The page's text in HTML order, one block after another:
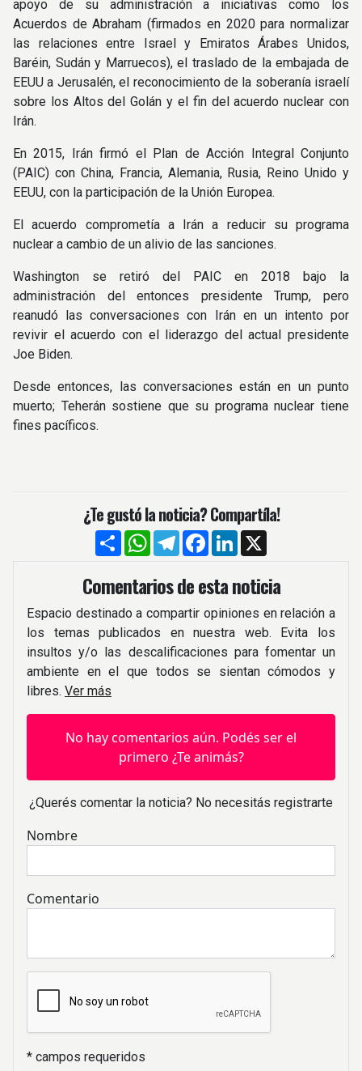
apoyo de su administración a iniciativas como los
Acuerdos de Abraham (firmados en 2020 para normalizar
las relaciones entre Israel y Emiratos Árabes Unidos,
Baréin, Sudán y Marruecos), el traslado de la embajada de
EEUU a Jerusalén, el reconocimiento de la soberanía israelí
sobre los Altos del Golán y el fin del acuerdo nuclear con
Irán.
En 2015, Irán firmó el Plan de Acción Integral Conjunto
(PAIC) con China, Francia, Alemania, Rusia, Reino Unido y
EEUU, con la participación de la Unión Europea.
El acuerdo comprometía a Irán a reducir su programa
nuclear a cambio de un alivio de las sanciones.
Washington se retiró del PAIC en 2018 bajo la
administración del entonces presidente Trump, pero
reanudó las conversaciones con Irán en un intento por
revivir el acuerdo con el liderazgo del actual presidente
Joe Biden.
Desde entonces, las conversaciones están en un punto
muerto; Teherán sostiene que su programa nuclear tiene
fines pacíficos.
¿Te gustó la noticia? Compartíla!
CompartirWhatsApp
TelegramFacebook
LinkedIn
Comentarios de esta noticia
Espacio destinado a compartir opiniones en relación a
los temas publicados en nuestra web. Evita los
insultos y/o las descalificaciones para fomentar un
ambiente en el que todos se sientan cómodos y
libres. Ver más
No hay comentarios aún. Podés ser el
primero ¿Te animás?
¿Querés comentar la noticia? No necesitás registrarte
Nombre
Comentario
* campos requeridos